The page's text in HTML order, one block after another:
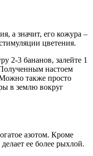
а значит, его кожура –
цветения.
2-3 бананов, залейте 1
настоем
также просто
в землю вокруг
азотом. Кроме
ее более рыхлой.